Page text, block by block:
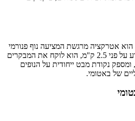
הוא אטרקציה מרגשת המציעה נוף פנורמי
של העיר והים השחור. משתרע על פני 2.5 ק"מ, הוא לוקח את המבקרים
ומספק נקודת מבט ייחודית על הנופים
של באטומי.